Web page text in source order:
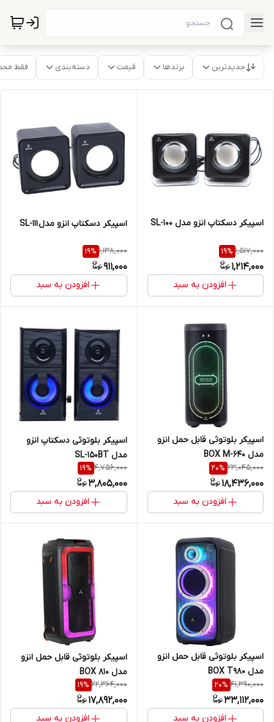
جدیدترین برندها قیمت دسته‌بندی فقط
اسپیکر دسکتاپ انزو مدل SL-100
1,517,000
19%
1,214,000
افزودن به سبد
اسپیکر دسکتاپ انزو مدل SL-111
1,138,000
19%
911,000
افزودن به سبد
اسپیکر بلوتوثی قابل حمل انزو
مدل BOX M-640
23,045,000
20%
18,436,000
افزودن به سبد
اسپیکر بلوتوثی دسکتاپ انزو
مدل SL-150BT
4,756,000
19%
3,805,000
افزودن به سبد
اسپیکر بلوتوثی قابل حمل انزو
مدل BOX T980
41,390,000
20%
33,112,000
افزودن به سبد
اسپیکر بلوتوثی قابل حمل انزو
مدل BOX 810
22,364,000
19%
17,892,000
افزودن به سبد